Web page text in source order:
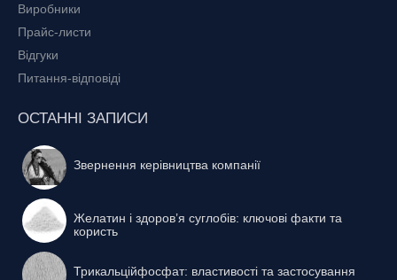
Виробники
Прайс-листи
Відгуки
Питання-відповіді
ОСТАННІ ЗАПИСИ
Звернення керівництва компанії
Желатин і здоров’я суглобів: ключові факти та
користь
Трикальційфосфат: властивості та застосування